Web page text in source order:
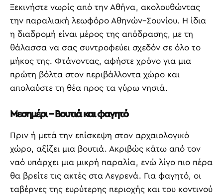
Ξεκινήστε νωρίς από την Αθήνα, ακολουθώντας
την παραλιακή λεωφόρο Αθηνών–Σουνίου. Η ίδια
η διαδρομή είναι μέρος της απόδρασης, με τη
θάλασσα να σας συντροφεύει σχεδόν σε όλο το
μήκος της. Φτάνοντας, αφήστε χρόνο για μια
πρώτη βόλτα στον περιβάλλοντα χώρο και
απολαύστε τη θέα προς τα γύρω νησιά.
Μεσημέρι – Βουτιά και φαγητό
Πριν ή μετά την επίσκεψη στον αρχαιολογικό
χώρο, αξίζει μια βουτιά. Ακριβώς κάτω από τον
ναό υπάρχει μια μικρή παραλία, ενώ λίγο πιο πέρα
θα βρείτε τις ακτές στα Λεγρενά. Για φαγητό, οι
ταβέρνες της ευρύτερης περιοχής και του κοντινού